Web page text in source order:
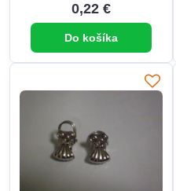
0,22 €
Do košíka